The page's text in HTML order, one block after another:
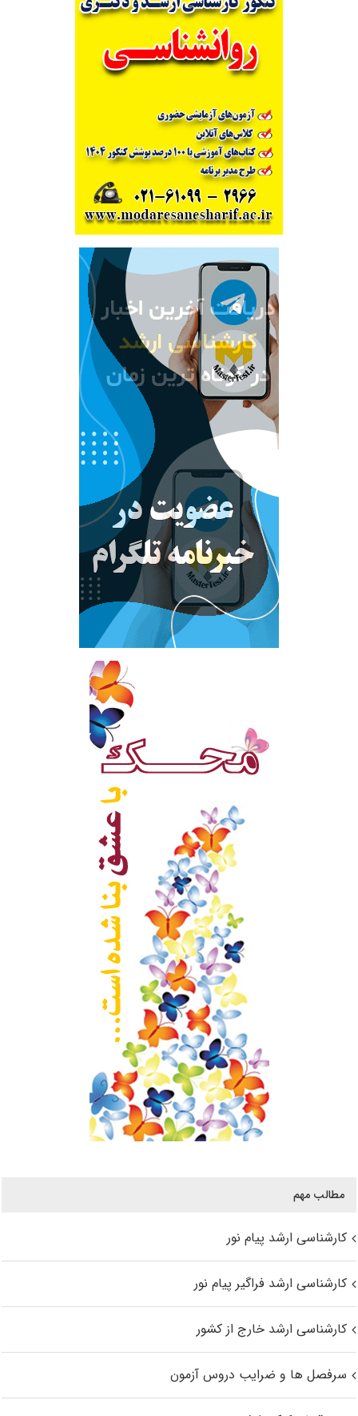
مطالب مهم
کارشناسی ارشد پیام نور
کارشناسی ارشد فراگیر پیام نور
کارشناسی ارشد خارج از کشور
سرفصل ها و ضرایب دروس آزمون